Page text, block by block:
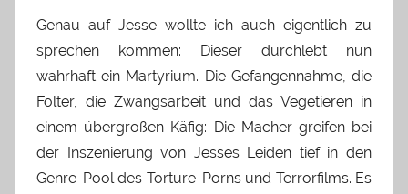
Genau auf Jesse wollte ich auch eigentlich zu
sprechen kommen: Dieser durchlebt nun
wahrhaft ein Martyrium. Die Gefangennahme, die
Folter, die Zwangsarbeit und das Vegetieren in
einem übergroßen Käfig: Die Macher greifen bei
der Inszenierung von Jesses Leiden tief in den
Genre-Pool des Torture-Porns und Terrorfilms. Es